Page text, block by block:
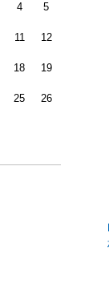
4 5
11 12
18 19
25 26